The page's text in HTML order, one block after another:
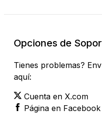
Opciones de
Tienes problemas?
aquí:
Cuenta en X.com
Página en Facebook